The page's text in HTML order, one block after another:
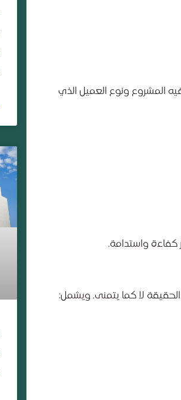
المشروع ونوع العميل الذي
كفاءة واستدامة.
الحقيقة لا كما يتمنى. ويشمل: